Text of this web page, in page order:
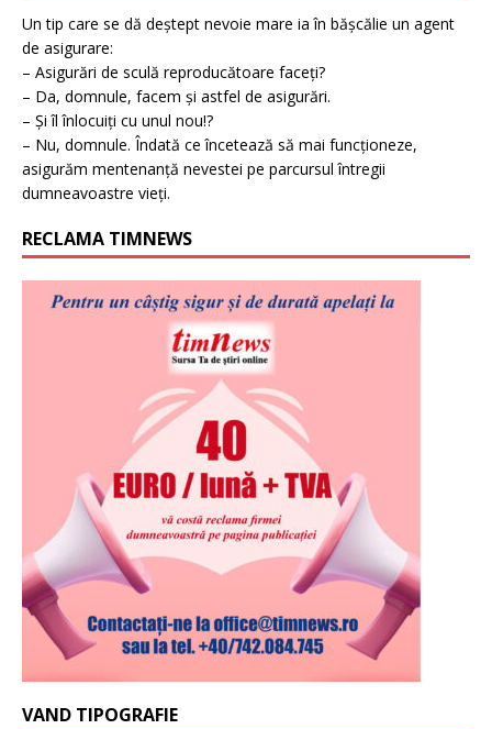
Un tip care se dă deștept nevoie mare ia în bășcălie un agent
de asigurare:
– Asigurări de sculă reproducătoare faceți?
– Da, domnule, facem și astfel de asigurări.
– Și îl înlocuiți cu unul nou!?
– Nu, domnule. Îndată ce încetează să mai funcționeze,
asigurăm mentenanță nevestei pe parcursul întregii
dumneavoastre vieți.
RECLAMA TIMNEWS
VAND TIPOGRAFIE